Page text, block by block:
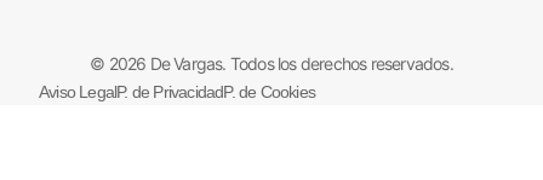
© 2026 De Vargas. Todos los derechos reservados.
Aviso LegalP. de PrivacidadP. de Cookies